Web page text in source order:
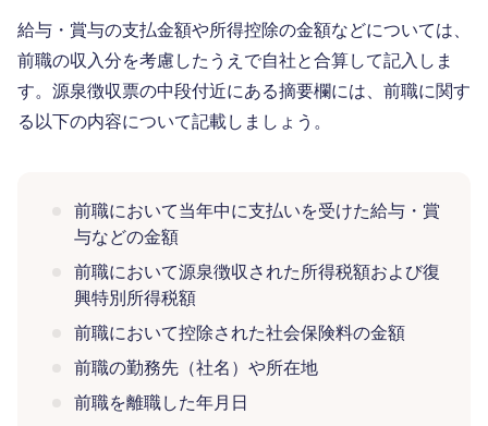
給与・賞与の支払金額や所得控除の金額などについては、
前職の収入分を考慮したうえで自社と合算して記入しま
す。源泉徴収票の中段付近にある摘要欄には、前職に関す
る以下の内容について記載しましょう。
前職において当年中に支払いを受けた給与・賞
与などの金額
前職において源泉徴収された所得税額および復
興特別所得税額
前職において控除された社会保険料の金額
前職の勤務先（社名）や所在地
前職を離職した年月日